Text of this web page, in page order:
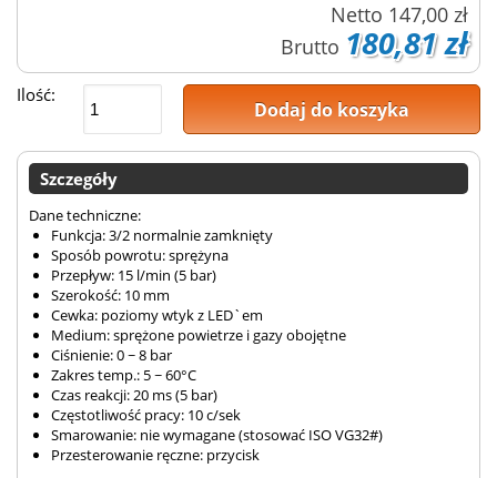
Netto 147,00 zł
Brutto 180,81 zł
Ilość:
Dodaj do koszyka
Szczegóły
Dane techniczne:
Funkcja: 3/2 normalnie zamknięty
Sposób powrotu: sprężyna
Przepływ: 15 l/min (5 bar)
Szerokość: 10 mm
Cewka: poziomy wtyk z LED`em
Medium: sprężone powietrze i gazy obojętne
Ciśnienie: 0 ~ 8 bar
Zakres temp.: 5 ~ 60°C
Czas reakcji: 20 ms (5 bar)
Częstotliwość pracy: 10 c/sek
Smarowanie: nie wymagane (stosować ISO VG32#)
Przesterowanie ręczne: przycisk